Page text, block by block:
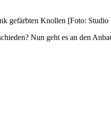
gefärbten Knollen [Foto:
Nun geht es an den